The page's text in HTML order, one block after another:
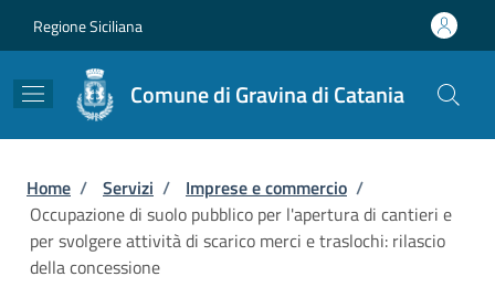
Regione Siciliana
Comune di Gravina di Catania
Briciole di pane
Home / Servizi / Imprese e commercio /
Occupazione di suolo pubblico per l'apertura di cantieri e
per svolgere attività di scarico merci e traslochi: rilascio
della concessione